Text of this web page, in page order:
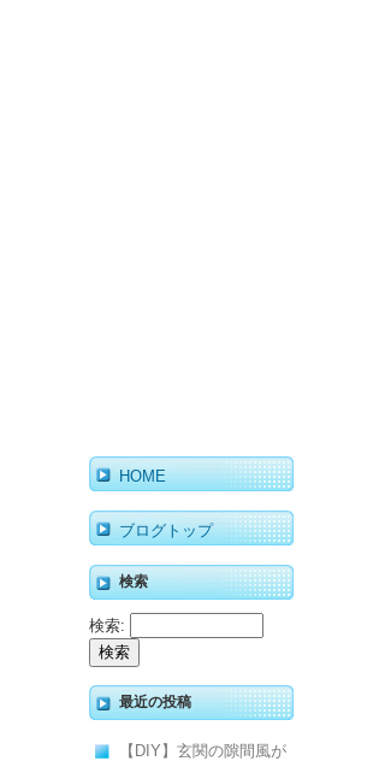
HOME
ブログトップ
検索
検索:
最近の投稿
【DIY】玄関の隙間風が